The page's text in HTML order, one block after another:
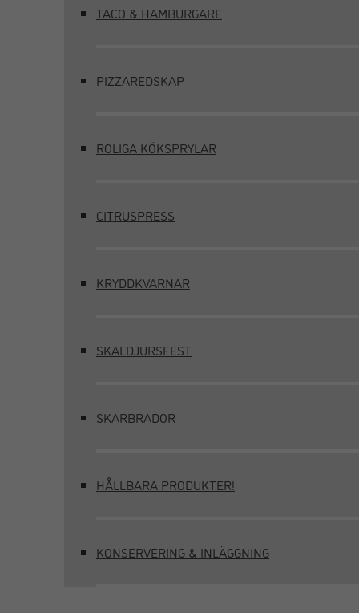
TACO & HAMBURGARE
PIZZAREDSKAP
ROLIGA KÖKSPRYLAR
CITRUSPRESS
KRYDDKVARNAR
SKALDJURSFEST
SKÄRBRÄDOR
HÅLLBARA PRODUKTER!
KONSERVERING & INLÄGGNING